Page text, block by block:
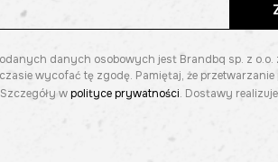
danych osobowych jest Brandbq sp. z o.o.
wycofać tę zgodę. Pamiętaj, że
wpolityce prywatności. Dostawy